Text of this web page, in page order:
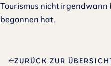
Tourismus nicht
begonnen hat.
ZURÜCK ZUR